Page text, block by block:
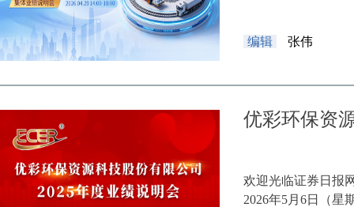
编辑 张伟
优彩环保资
欢迎光临证券日报
2026年5月6日（星